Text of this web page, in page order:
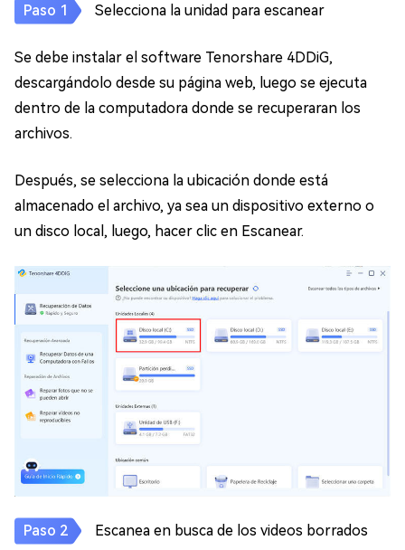
Selecciona la unidad para escanear
Se debe instalar el software Tenorshare 4DDiG,
descargándolo desde su página web, luego se ejecuta
dentro de la computadora donde se recuperaran los
archivos.
Después, se selecciona la ubicación donde está
almacenado el archivo, ya sea un dispositivo externo o
un disco local, luego, hacer clic en Escanear.
Escanea en busca de los videos borrados